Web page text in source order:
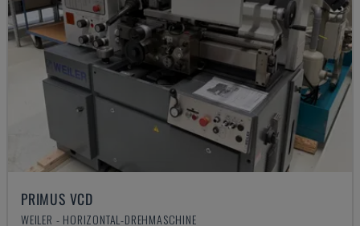
PRIMUS VCD
WEILER - HORIZONTAL-DREHMASCHINE